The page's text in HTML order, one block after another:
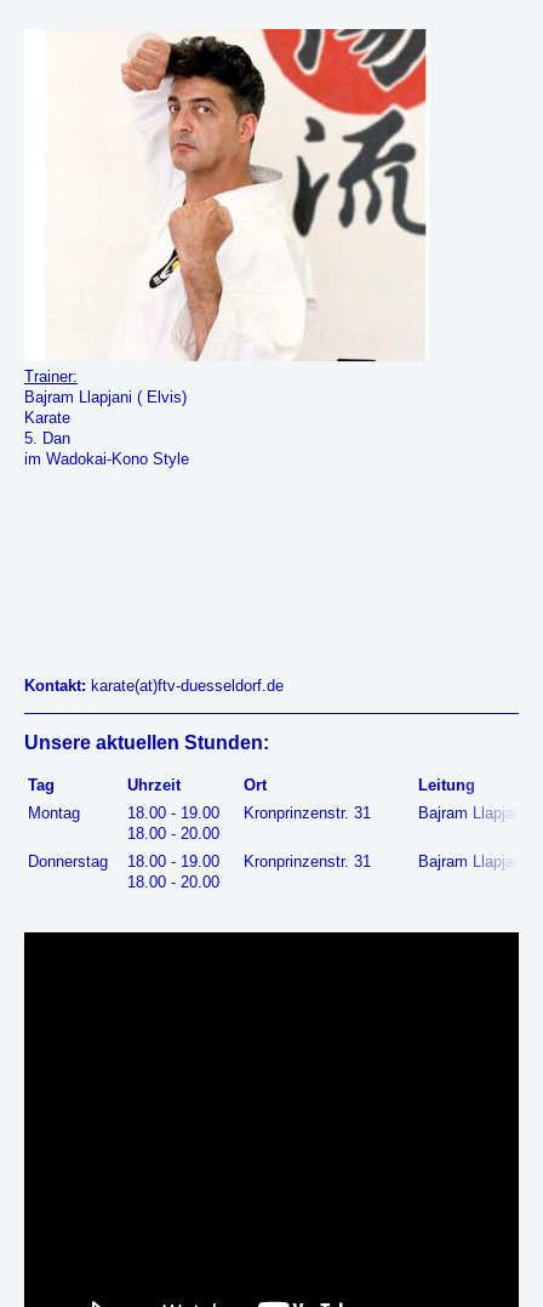
Trainer:
Bajram Llapjani ( Elvis)
Karate
5. Dan
im Wadokai-Kono Style
Kontakt: karate(at)ftv-duesseldorf.de​
Unsere aktuellen Stunden:
Tag Uhrzeit Ort
Leitung
Montag
18.00 - 19.00
18.00 - 20.00
Kronprinzenstr. 31 Bajram Llapjani
Donnerstag
18.00 - 19.00
18.00 - 20.00
Kronprinzenstr. 31 Bajram Llapjani